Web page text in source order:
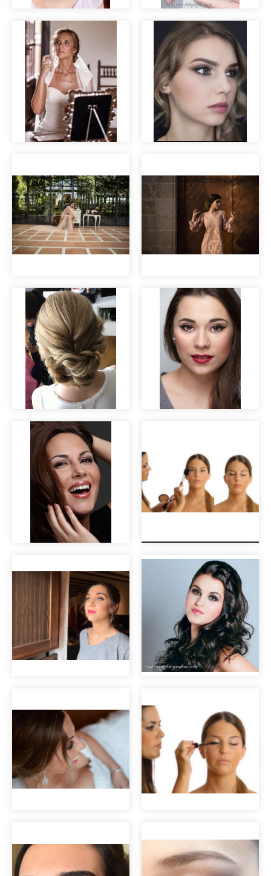
Prueba de novia
Marina
Maquillaje para
bodas
novia
sesión de fotos
Editorial nupcial
"Clara".
Editorial nupcial
"Clara".
Prueba de peinado
de novia
book de modelo
Maquillaje de día
natural
radiante con eye
Maquillaje de
fiesta